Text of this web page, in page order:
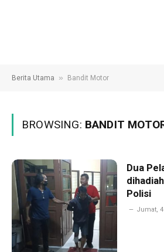
Berita Utama » Bandit Motor
BROWSING: BANDIT
Dua
Polisi
Jumat, 4